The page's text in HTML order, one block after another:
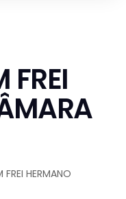
FREI
HERMANO